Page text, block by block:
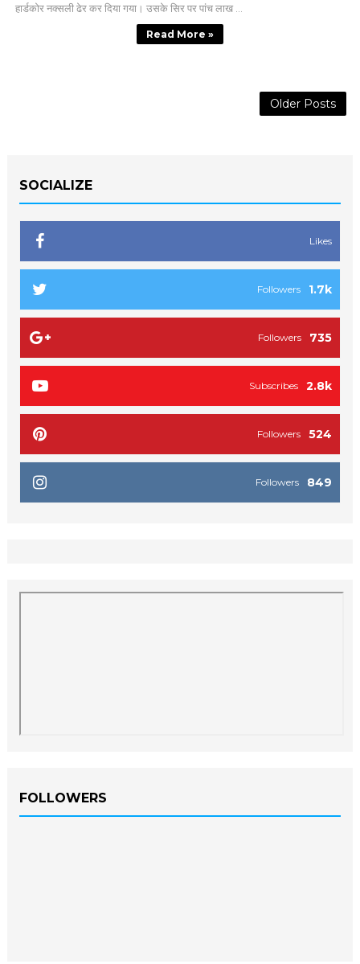
हार्डकोर नक्सली ढेर कर दिया गया। उसके सिर पर पांच लाख ...
Read More »
Older Posts
SOCIALIZE
Likes
1.7k
Followers
735
Followers
2.8k
Subscribes
524
Followers
849
Followers
FOLLOWERS